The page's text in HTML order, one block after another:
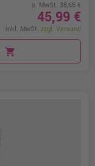
o. MwSt. 38,65 €
45,99 €
inkl. MwSt. zzgl. Versand
shopping_cart